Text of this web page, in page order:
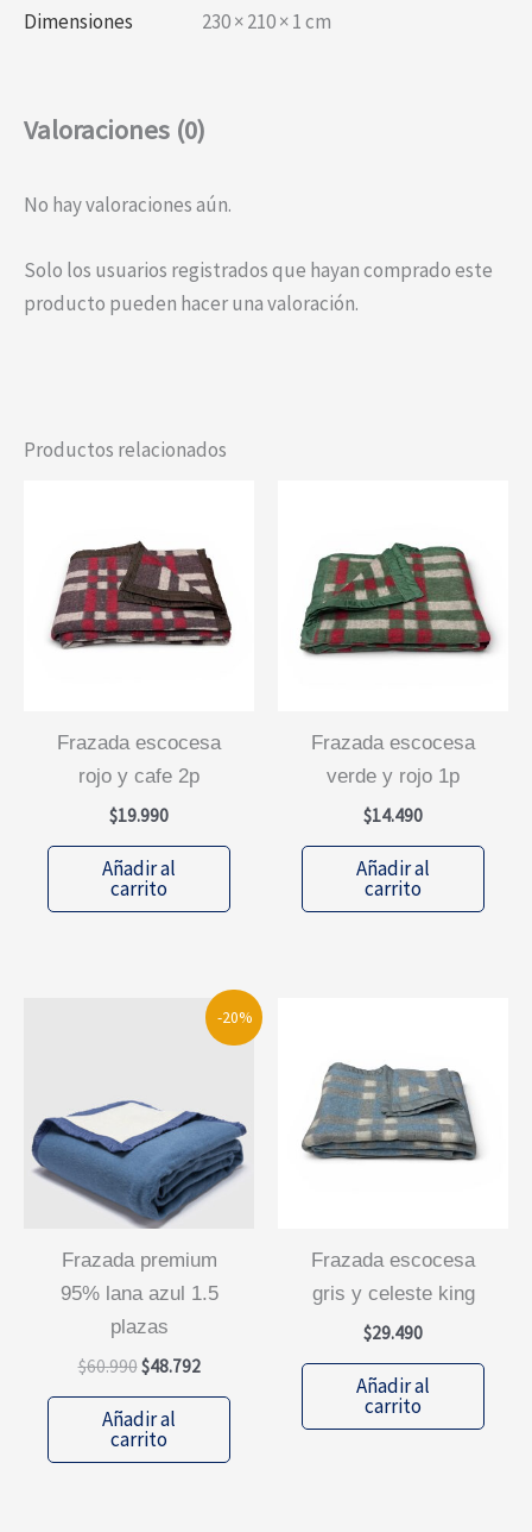
Dimensiones
230 × 210 × 1 cm
Valoraciones (0)
No hay valoraciones aún.
Solo los usuarios registrados que hayan comprado este
producto pueden hacer una valoración.
Productos relacionados
frazada escocesa
rojo y cafe 2p
$19.990
Añadir al
carrito
frazada escocesa
verde y rojo 1p
$14.490
Añadir al
carrito
-20%
frazada premium
95% lana azul 1.5
plazas
$60.990El
original
era:
$48.792El
actual
$48.792.
Añadir al
carrito
frazada escocesa
gris y celeste king
$29.490
Añadir al
carrito